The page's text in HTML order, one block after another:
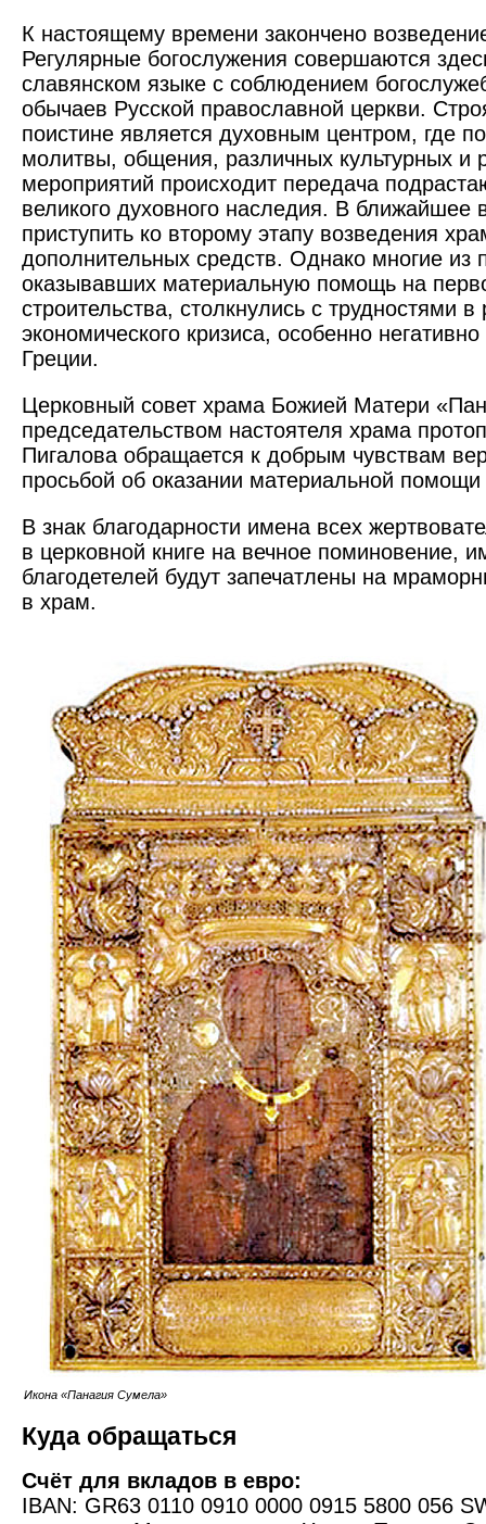
К настоящему времени закончено
Регулярные богослужения совершаются
славянском языке с соблюдением
обычаев Русской православной церкви.
поистине является духовным центром, где
молитвы, общения, различных культурных и
мероприятий происходит передача
великого духовного наследия. В ближайшее
приступить ко второму этапу возведения
дополнительных средств. Однако многие из
оказывавших материальную помощь на
строительства, столкнулись с трудностями в
экономического кризиса, особенно
Греции.
Церковный совет храма Божией Матери
председательством настоятеля храма
Пигалова обращается к добрым чувствам
просьбой об оказании материальной
В знак благодарности имена всех
в церковной книге на вечное поминовение,
благодетелей будут запечатлены на
в храм.
Икона «Панагия Сумела»
Куда обращаться
Счёт для вкладов в евро:
IBAN: GR63 0110 0910 0000 0915 5800 056